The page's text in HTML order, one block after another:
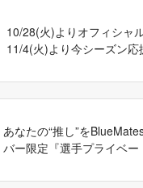
10/28(火)よりオフィシャ
11/4(火)より今シーズン応
あなたの“推し”を
バー限定『選手プライベー